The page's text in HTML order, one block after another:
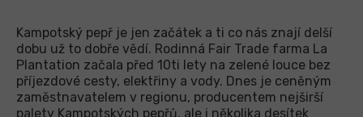
Kampotský pepř je jen začátek a ti co nás znají delší
dobu už to dobře vědí. Rodinná Fair Trade farma La
Plantation začala před 10ti lety na zelené louce bez
příjezdové cesty, elektřiny a vody. Dnes je ceněným
zaměstnavatelem v regionu, producentem nejširší
palety Kampotských pepřů, ale i několika desítek